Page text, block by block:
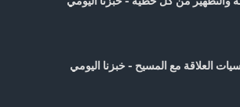
العلاقة مع المسيح - خبزنا اليومي